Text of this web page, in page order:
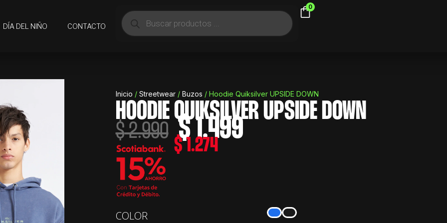
DÍA DEL NIÑO CONTACTO
Búsqueda
de
productos
0
Inicio / Streetwear/ Buzos / Hoodie Quiksilver UPSIDE DOWN
HOODIE QUIKSILVER UPSIDE DOWN
$2.990 El
precio
original
$1.499El
$1.274
COLOR
Quiksilver